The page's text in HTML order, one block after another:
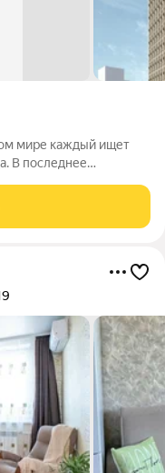
мире каждый ищет
В последнее
и другая